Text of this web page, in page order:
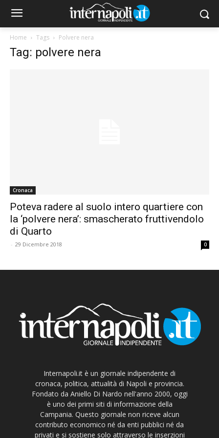
Home Tags Polvere nera
Tag: polvere nera
Cronaca
Poteva radere al suolo intero quartiere con
la ‘polvere nera’: smascherato fruttivendolo
di Quarto
- 29 Dicembre 2018 0
Internapoli.it è un giornale indipendente di
cronaca, politica, attualità di Napoli e provincia.
Fondato da Aniello Di Nardo nell'anno 2000, oggi
è uno dei primi siti di informazione della
Campania. Questo giornale non riceve alcun
contributo economico né da enti pubblici né da
privati e si sostiene solo attraverso le inserzioni